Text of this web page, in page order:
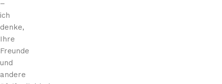
–
ich
denke,
Ihre
Freunde
und
andere